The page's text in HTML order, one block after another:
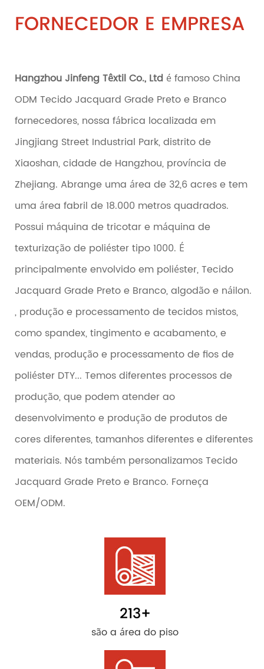
FORNECEDOR E EMPRESA
Hangzhou Jinfeng Têxtil Co., Ltd é famosoChina
ODM Tecido Jacquard Grade Preto e Branco
fornecedores, nossa fábrica localizada em
Jingjiang Street Industrial Park, distrito de
Xiaoshan, cidade de Hangzhou, província de
Zhejiang. Abrange uma área de 32,6 acres e tem
uma área fabril de 18.000 metros quadrados.
Possui máquina de tricotar e máquina de
texturização de poliéster tipo 1000. É
principalmente envolvido em poliéster, Tecido
Jacquard Grade Preto e Branco, algodão e náilon.
, produção e processamento de tecidos mistos,
como spandex, tingimento e acabamento, e
vendas, produção e processamento de fios de
poliéster DTY... Temos diferentes processos de
produção, que podem atender ao
desenvolvimento e produção de produtos de
cores diferentes, tamanhos diferentes e diferentes
materiais. Nós também personalizamos Tecido
Jacquard Grade Preto e Branco. Forneça
OEM/ODM.
213+
são a área do piso